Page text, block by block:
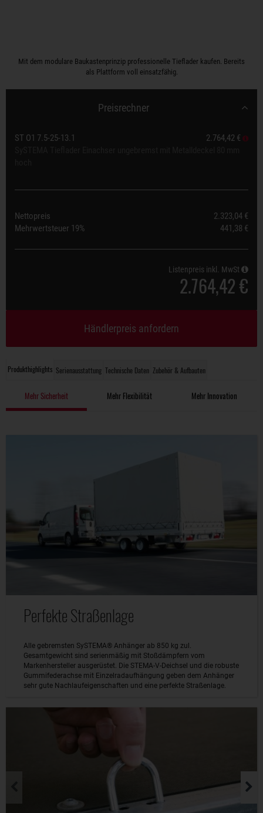
Mit dem modulare Baukastenprinzip professionelle Tieflader kaufen. Bereits
als Plattform voll einsatzfähig.
Produkthighlights Serienausstattung Technische Daten Zubehör & Aufbauten
Mehr Sicherheit Mehr Flexibilität Mehr Innovation
Perfekte Straßenlage
Alle gebremsten SySTEMA® Anhänger ab 850 kg zul.
Gesamtgewicht sind serienmäßig mit Stoßdämpfern vom
Markenhersteller ausgerüstet. Die STEMA-V-Deichsel und die robuste
Gummifederachse mit Einzelradaufhängung geben dem Anhänger
sehr gute Nachlaufeigenschaften und eine perfekte Straßenlage.
Preisrechner
ST O1 7.5-25-13.1
2.764,42 €
Nettopreis
2.323,04 €
Mehrwertsteuer 19% 441,38 €
Listenpreis inkl. MwSt
2.764,42 €
Händlerpreis anfordern